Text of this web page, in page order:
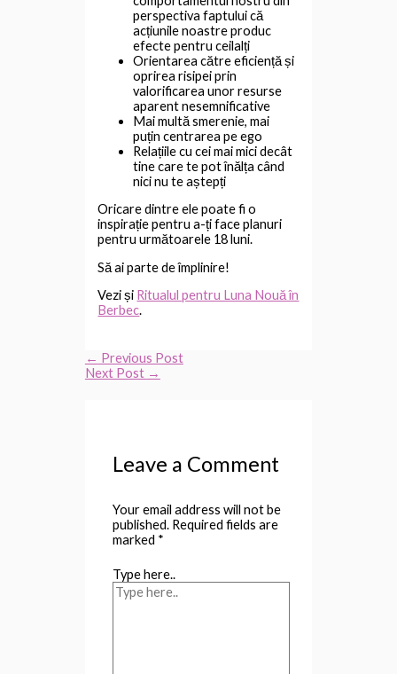
perspectiva faptului că
acțiunile noastre produc
efecte pentru ceilalți
Orientarea către eficiență și
oprirea risipei prin
valorificarea unor resurse
aparent nesemnificative
Mai multă smerenie, mai
puțin centrarea pe ego
Relațiile cu cei mai mici decât
tine care te pot înălța când
nici nu te aștepți
Oricare dintre ele poate fi o
inspirație pentru a-ți face planuri
pentru următoarele 18 luni.
Să ai parte de împlinire!
Vezi și Ritualul pentru Luna Nouă în
Berbec.
← Previous Post
Next Post →
Leave a Comment
Your email address will not be
published. Required fields are
marked *
Type here..